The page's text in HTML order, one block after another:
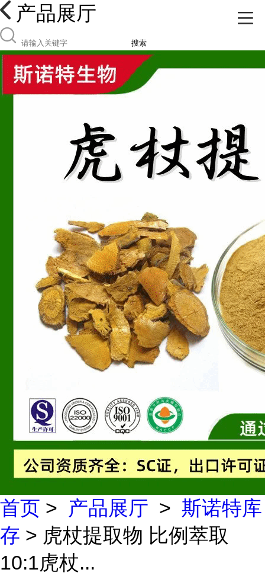
产品展厅
搜索
首页 > 产品展厅 > 斯诺特库
存 > 虎杖提取物 比例萃取
10:1虎杖...